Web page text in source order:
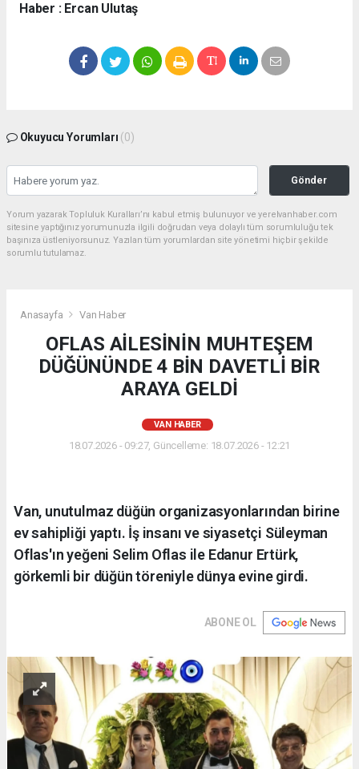
Haber : Ercan Ulutaş
Okuyucu Yorumları (0)
Gönder
Yorum yazarak Topluluk Kuralları’nı kabul etmiş bulunuyor ve yerelvanhaber.com
sitesine yaptığınız yorumunuzla ilgili doğrudan veya dolaylı tüm sorumluluğu tek
başınıza üstleniyorsunuz. Yazılan tüm yorumlardan site yönetimi hiçbir şekilde
sorumlu tutulamaz.
Anasayfa Van Haber
OFLAS AİLESİNİN MUHTEŞEM
DÜĞÜNÜNDE 4 BİN DAVETLİ BİR
ARAYA GELDİ
VAN HABER
18.07.2026 - 09:27, Güncelleme: 18.07.2026 - 12:21
Van, unutulmaz düğün organizasyonlarından birine
ev sahipliği yaptı. İş insanı ve siyasetçi Süleyman
Oflas'ın yeğeni Selim Oflas ile Edanur Ertürk,
görkemli bir düğün töreniyle dünya evine girdi.
ABONE OL